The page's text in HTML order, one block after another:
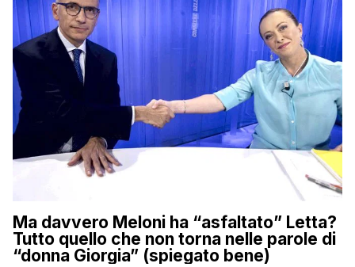
Ma davvero Meloni ha “asfaltato” Letta?
Tutto quello che non torna nelle parole di
“donna Giorgia” (spiegato bene)